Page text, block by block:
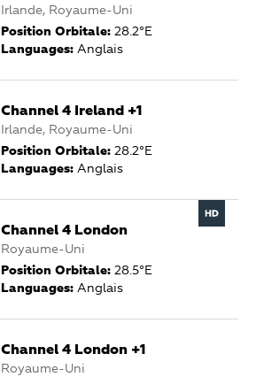
Irlande, Royaume-Uni
Position Orbitale: 28.2°E
Languages: Anglais
Channel 4 Ireland +1
Irlande, Royaume-Uni
Position Orbitale: 28.2°E
Languages: Anglais
Channel 4 London
Royaume-Uni
Position Orbitale: 28.5°E
Languages: Anglais
Channel 4 London +1
Royaume-Uni